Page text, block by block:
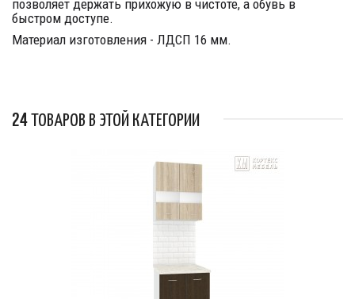
позволяет держать прихожую в чистоте, а обувь в
быстром доступе.
Материал изготовления - ЛДСП 16 мм.
24 ТОВАРОВ В ЭТОЙ КАТЕГОРИИ